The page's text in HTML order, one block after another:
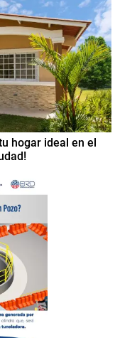
hogar ideal en el